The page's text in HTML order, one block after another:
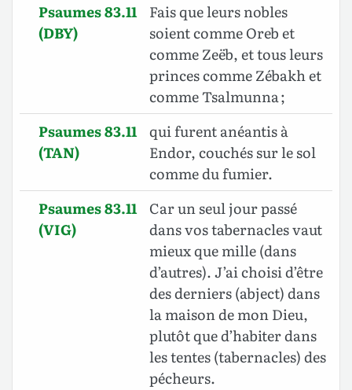
Psaumes 83.11
(DBY)
Fais que leurs nobles
soient comme Oreb et
comme Zeëb, et tous leurs
princes comme Zébakh et
comme Tsalmunna ;
Psaumes 83.11
(TAN)
qui furent anéantis à
Endor, couchés sur le sol
comme du fumier.
Psaumes 83.11
(VIG)
Car un seul jour passé
dans vos tabernacles vaut
mieux que mille (dans
d’autres). J’ai choisi d’être
des derniers (abject) dans
la maison de mon Dieu,
plutôt que d’habiter dans
les tentes (tabernacles) des
pécheurs.